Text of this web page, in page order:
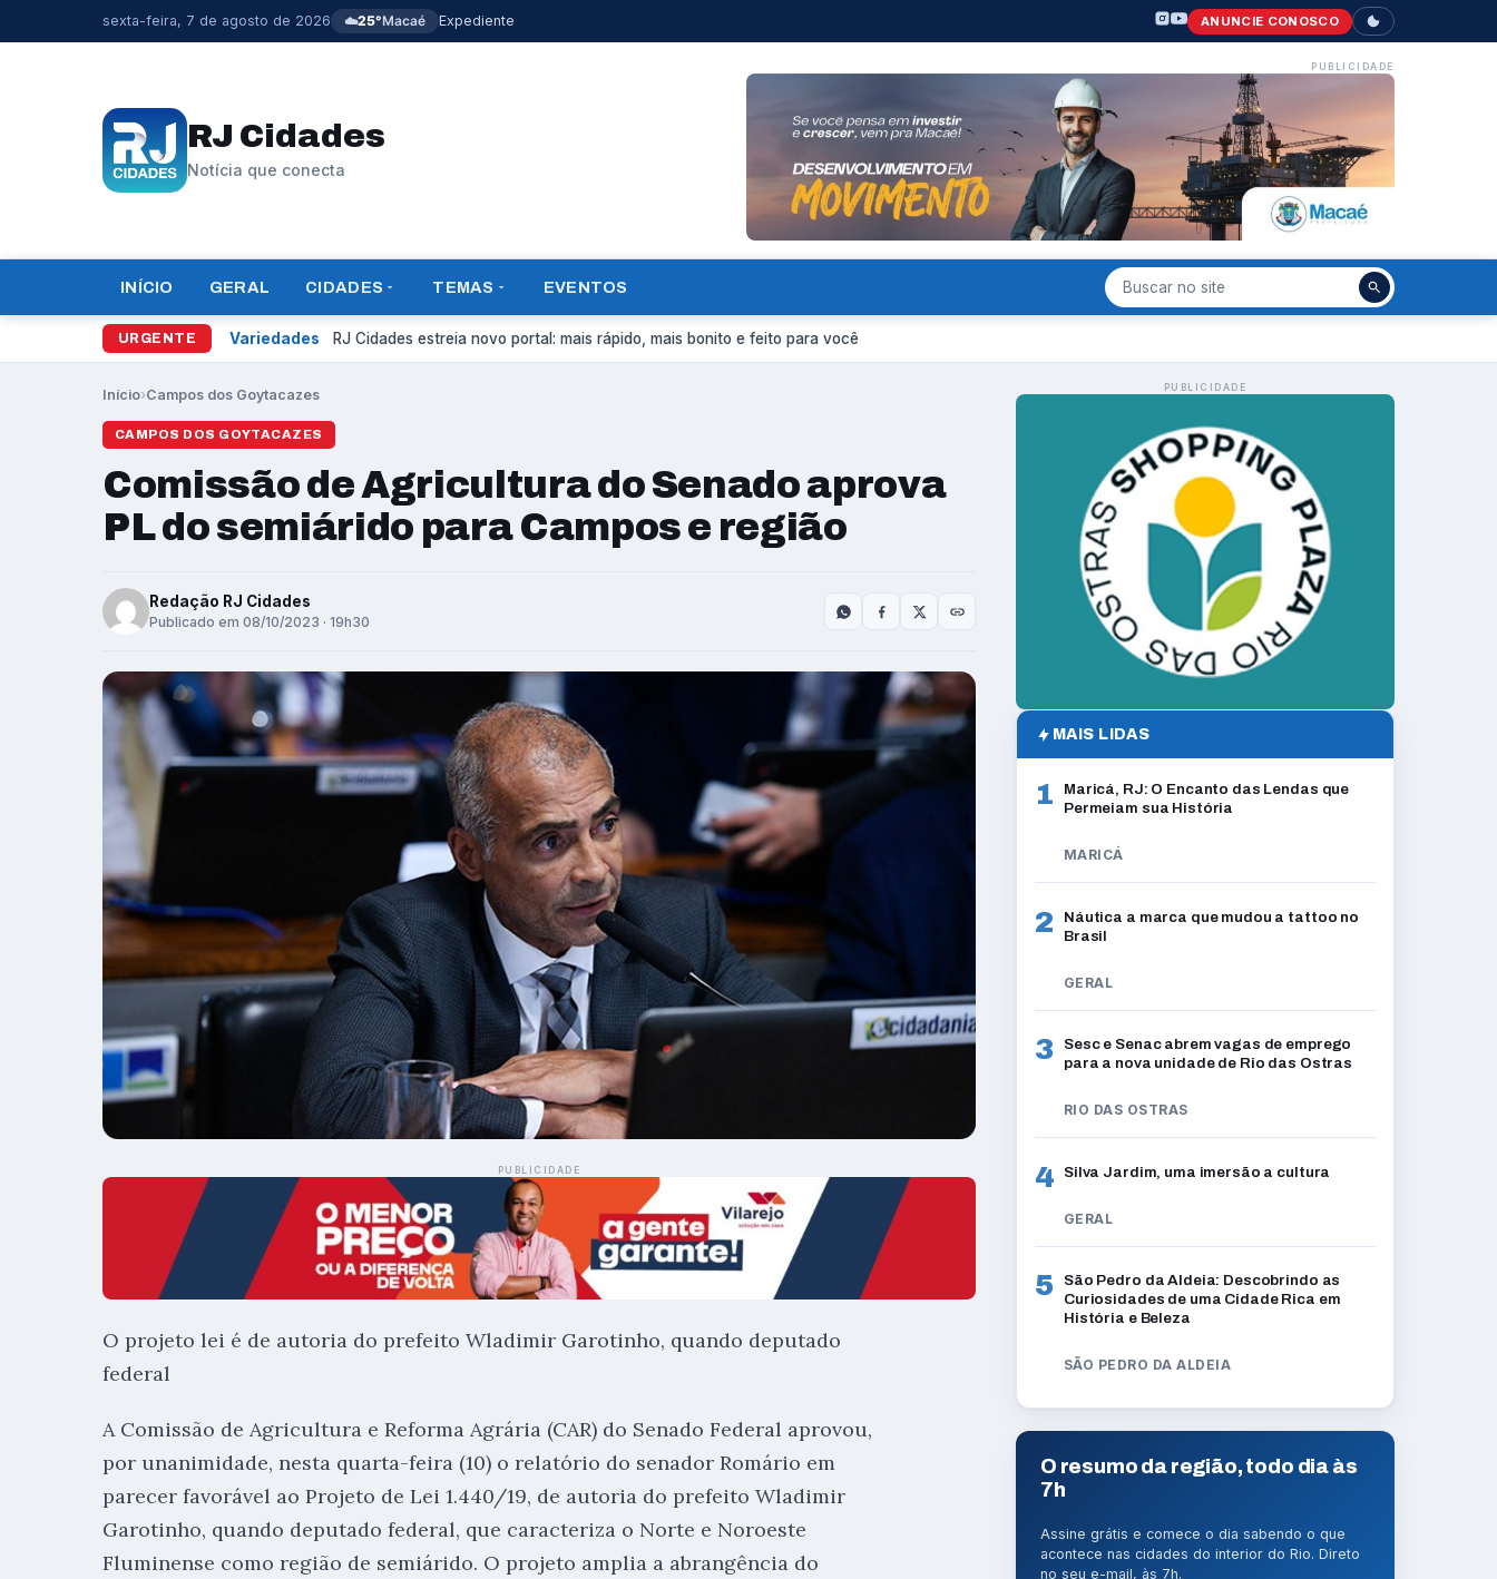
sexta-feira, 7 de agosto de 2026 ☁️25°Macaé Expediente ANUNCIE CONOSCO
RJ Cidades
Notícia que conecta
PUBLICIDADE
INÍCIO GERAL CIDADES TEMAS EVENTOS
URGENTE Variedades RJ Cidades estreia novo portal: mais rápido, mais bonito e feito para você
Início›Campos dos Goytacazes
CAMPOS DOS GOYTACAZES
Comissão de Agricultura do Senado aprova
PL do semiárido para Campos e região
Redação RJ Cidades
Publicado em 08/10/2023 · 19h30
PUBLICIDADE
O projeto lei é de autoria do prefeito Wladimir Garotinho, quando deputado
federal
A Comissão de Agricultura e Reforma Agrária (CAR) do Senado Federal aprovou,
por unanimidade, nesta quarta-feira (10) o relatório do senador Romário em
parecer favorável ao Projeto de Lei 1.440/19, de autoria do prefeito Wladimir
Garotinho, quando deputado federal, que caracteriza o Norte e Noroeste
Fluminense como região de semiárido. O projeto amplia a abrangência do
PUBLICIDADE
MAIS LIDAS
1
Maricá, RJ: O Encanto das Lendas que
Permeiam sua História
MARICÁ
2
Náutica a marca que mudou a tattoo no
Brasil
GERAL
3
Sesc e Senac abrem vagas de emprego
para a nova unidade de Rio das Ostras
RIO DAS OSTRAS
4 Silva Jardim, uma imersão a cultura
GERAL
5
São Pedro da Aldeia: Descobrindo as
Curiosidades de uma Cidade Rica em
História e Beleza
SÃO PEDRO DA ALDEIA
O resumo da região, todo dia às
7h
Assine grátis e comece o dia sabendo o que
acontece nas cidades do interior do Rio. Direto
no seu e-mail, às 7h.